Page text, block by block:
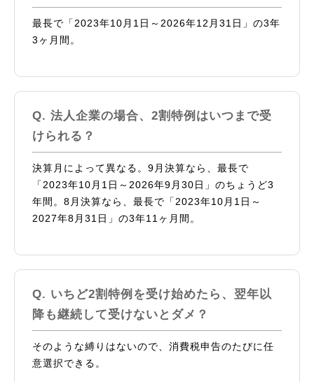
最長で「2023年10月1日～2026年12月31日」の3年
3ヶ月間。
法人企業の場合、2割特例はいつまで受
けられる？
決算月によって異なる。9月決算なら、最長で
「2023年10月1日～2026年9月30日」のちょうど3
年間。8月決算なら、最長で「2023年10月1日～
2027年8月31日」の3年11ヶ月間。
いちど2割特例を受け始めたら、翌年以
降も継続して受けないとダメ？
そのような縛りはないので、消費税申告のたびに任
意選択できる。